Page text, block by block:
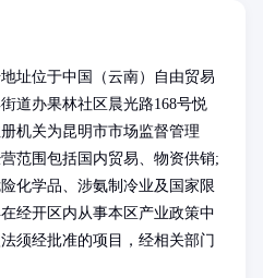
址位于中国（云南）自由贸易
道办果林社区晨光路168号悦
机关为昆明市市场监督管理
范围包括国内贸易、物资供销;
化学品、涉氨制冷业及国家限
经开区内从事本区产业政策中
须经批准的项目，经相关部门